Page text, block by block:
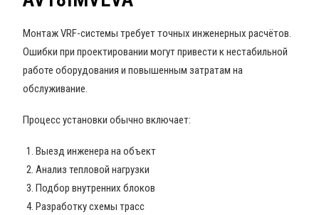
Монтаж VRF-системы требует точных инженерных расчётов.
Ошибки при проектировании могут привести к нестабильной
работе оборудования и повышенным затратам на
обслуживание.
Процесс установки обычно включает:
Выезд инженера на объект
Анализ тепловой нагрузки
Подбор внутренних блоков
Разработку схемы трасс